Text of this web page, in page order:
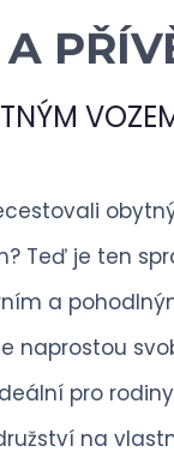
Teď je ten
a
naprostou
pro
na